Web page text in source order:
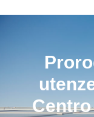
Centro